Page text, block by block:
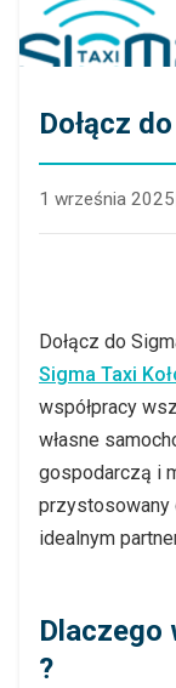
Dołącz
1 września 2025
Dołącz do
Sigma Taxi
współpracy
własne
gospodarczą i
przystosowany
idealnym
Dlaczego
?